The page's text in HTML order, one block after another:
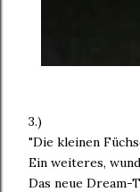
3.)
"Die kleinen
Ein weiteres,
Das neue Dream-